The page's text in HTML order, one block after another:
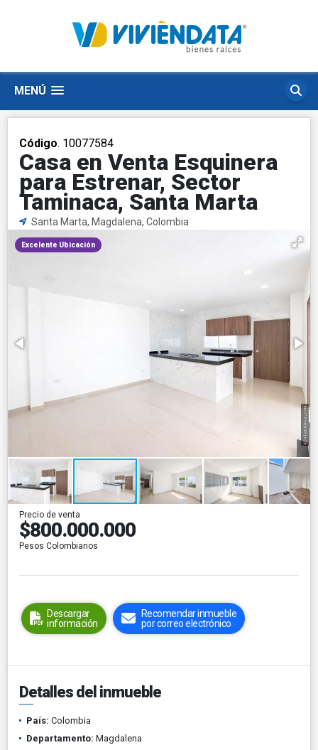
MENÚ
Código. 10077584
Casa en Venta Esquinera
para Estrenar, Sector
Taminaca, Santa Marta
Santa Marta, Magdalena, Colombia
Excelente Ubicación
Precio de venta
$800.000.000
Pesos Colombianos
Descargar
información
Recomendar inmueble
por correo electrónico
Detalles del inmueble
País: Colombia
Departamento: Magdalena